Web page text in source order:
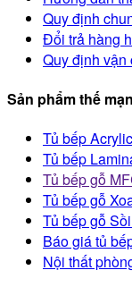
Quy định
Đổi trả hàng
Quy định vận
Sản phẩm thế
Tủ bếp Acrylic
Tủ bếp
Tủ bếp gỗ
Tủ bếp gỗ
Tủ bếp gỗ
Báo giá tủ
Nội thất